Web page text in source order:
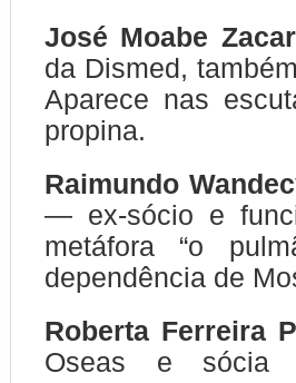
José Moabe
da Dismed,
Aparece nas
propina.
Raimundo
— ex-sócio e
metáfora “o
dependência de
Roberta Ferreira
Oseas e sócia